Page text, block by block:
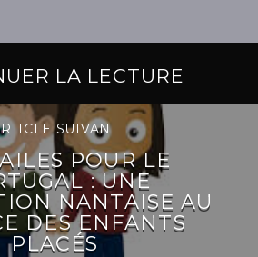
LA LECTURE
SUIVANT
POUR LE
: UNE
NANTAISE AU
DES ENFANTS
PLACÉS